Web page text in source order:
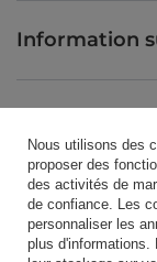
Information
Raccourci
Nous utilisons des
proposer des
des activités de
de confiance. Les
personnaliser les
plus